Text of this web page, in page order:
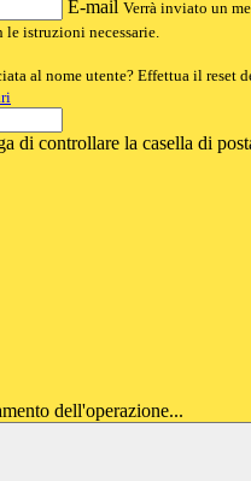
E-mail Verrà inviato un
istruzioni necessarie.
al nome utente? Effettua il reset
di controllare la casella di
dell'operazione...